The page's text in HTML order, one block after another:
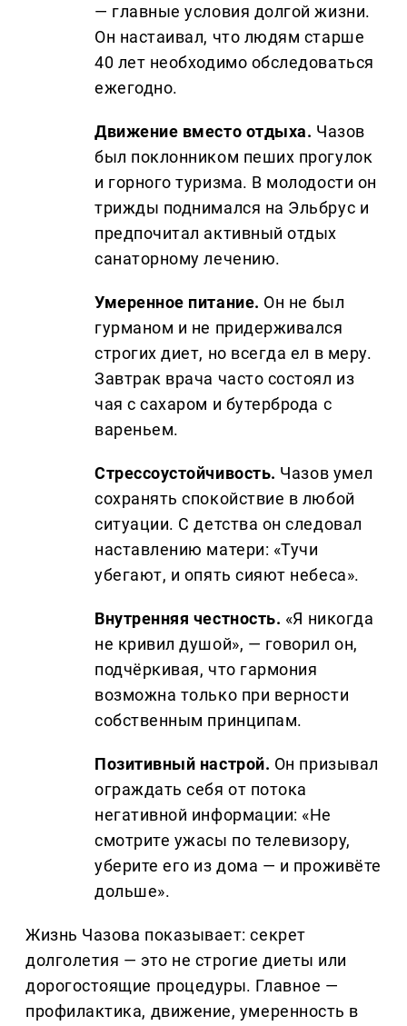
— главные условия долгой жизни.
Он настаивал, что людям старше
40 лет необходимо обследоваться
ежегодно.
Движение вместо отдыха. Чазов
был поклонником пеших прогулок
и горного туризма. В молодости он
трижды поднимался на Эльбрус и
предпочитал активный отдых
санаторному лечению.
Умеренное питание. Он не был
гурманом и не придерживался
строгих диет, но всегда ел в меру.
Завтрак врача часто состоял из
чая с сахаром и бутерброда с
вареньем.
Стрессоустойчивость. Чазов умел
сохранять спокойствие в любой
ситуации. С детства он следовал
наставлению матери: «Тучи
убегают, и опять сияют небеса».
Внутренняя честность. «Я никогда
не кривил душой», — говорил он,
подчёркивая, что гармония
возможна только при верности
собственным принципам.
Позитивный настрой. Он призывал
ограждать себя от потока
негативной информации: «Не
смотрите ужасы по телевизору,
уберите его из дома — и проживёте
дольше».
Жизнь Чазова показывает: секрет
долголетия — это не строгие диеты или
дорогостоящие процедуры. Главное —
профилактика, движение, умеренность в